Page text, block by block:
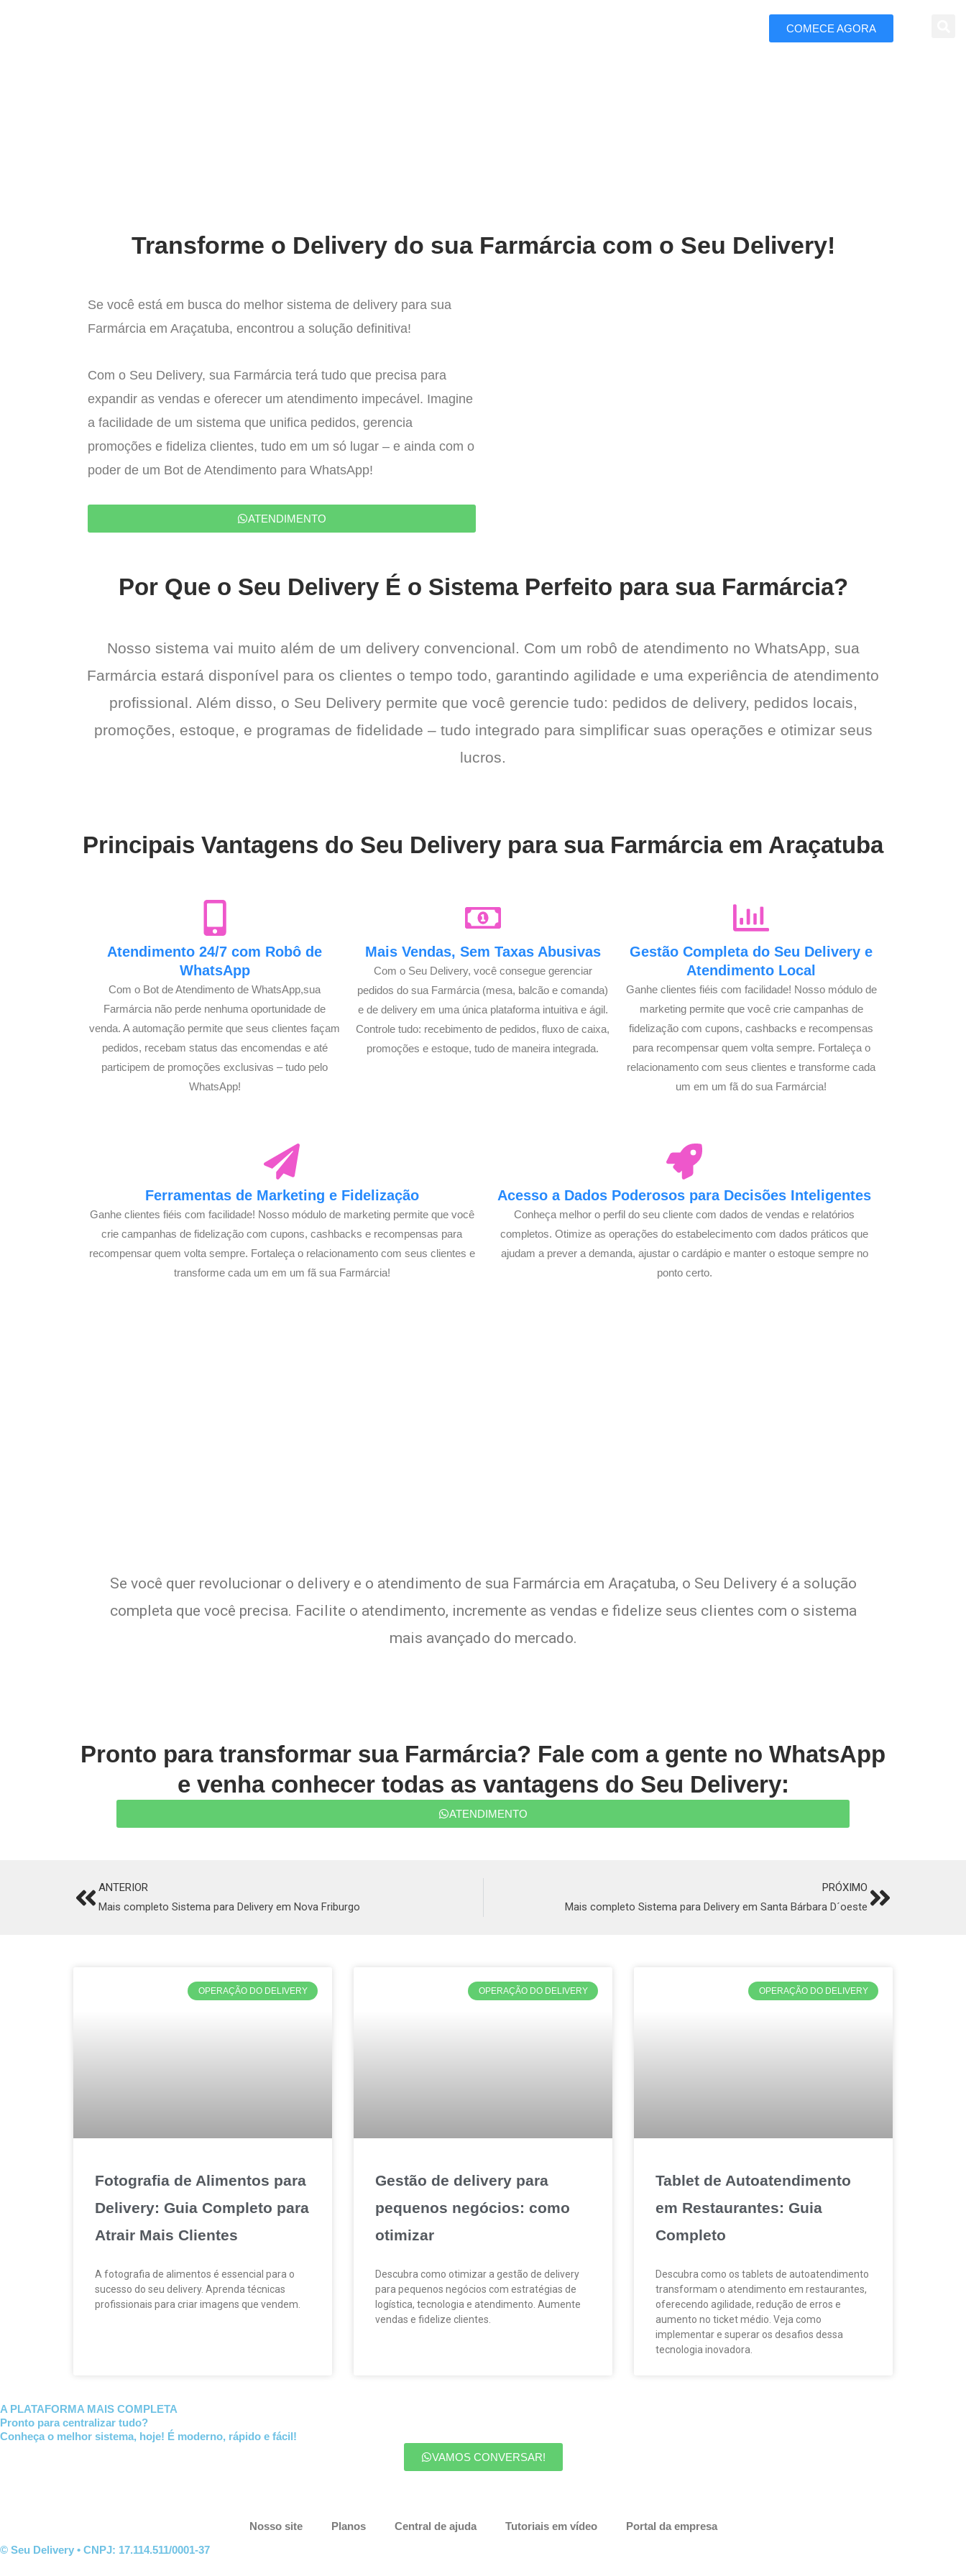
COMECE AGORA
Transforme o Delivery do sua Farmárcia com o Seu Delivery!
Se você está em busca do melhor sistema de delivery para sua
Farmárcia em Araçatuba, encontrou a solução definitiva!
Com o Seu Delivery, sua Farmárcia terá tudo que precisa para
expandir as vendas e oferecer um atendimento impecável. Imagine
a facilidade de um sistema que unifica pedidos, gerencia
promoções e fideliza clientes, tudo em um só lugar – e ainda com o
poder de um Bot de Atendimento para WhatsApp!
ATENDIMENTO
Por Que o Seu Delivery É o Sistema Perfeito para sua Farmárcia?
Nosso sistema vai muito além de um delivery convencional. Com um robô de atendimento no WhatsApp, sua
Farmárcia estará disponível para os clientes o tempo todo, garantindo agilidade e uma experiência de atendimento
profissional. Além disso, o Seu Delivery permite que você gerencie tudo: pedidos de delivery, pedidos locais,
promoções, estoque, e programas de fidelidade – tudo integrado para simplificar suas operações e otimizar seus
lucros.
Principais Vantagens do Seu Delivery para sua Farmárcia em Araçatuba
Atendimento 24/7 com Robô de
WhatsApp
Com o Bot de Atendimento de WhatsApp,sua
Farmárcia não perde nenhuma oportunidade de
venda. A automação permite que seus clientes façam
pedidos, recebam status das encomendas e até
participem de promoções exclusivas – tudo pelo
WhatsApp!
Mais Vendas, Sem Taxas Abusivas
Com o Seu Delivery, você consegue gerenciar
pedidos do sua Farmárcia (mesa, balcão e comanda)
e de delivery em uma única plataforma intuitiva e ágil.
Controle tudo: recebimento de pedidos, fluxo de caixa,
promoções e estoque, tudo de maneira integrada.
Gestão Completa do Seu Delivery e
Atendimento Local
Ganhe clientes fiéis com facilidade! Nosso módulo de
marketing permite que você crie campanhas de
fidelização com cupons, cashbacks e recompensas
para recompensar quem volta sempre. Fortaleça o
relacionamento com seus clientes e transforme cada
um em um fã do sua Farmárcia!
Ferramentas de Marketing e Fidelização
Ganhe clientes fiéis com facilidade! Nosso módulo de marketing permite que você
crie campanhas de fidelização com cupons, cashbacks e recompensas para
recompensar quem volta sempre. Fortaleça o relacionamento com seus clientes e
transforme cada um em um fã sua Farmárcia!
Acesso a Dados Poderosos para Decisões Inteligentes
Conheça melhor o perfil do seu cliente com dados de vendas e relatórios
completos. Otimize as operações do estabelecimento com dados práticos que
ajudam a prever a demanda, ajustar o cardápio e manter o estoque sempre no
ponto certo.
Se você quer revolucionar o delivery e o atendimento de sua Farmárcia em Araçatuba, o Seu Delivery é a solução
completa que você precisa. Facilite o atendimento, incremente as vendas e fidelize seus clientes com o sistema
mais avançado do mercado.
Pronto para transformar sua Farmárcia? Fale com a gente no WhatsApp
e venha conhecer todas as vantagens do Seu Delivery:
ATENDIMENTO
PrevANTERIOR
Mais completo Sistema para Delivery em Nova Friburgo
PRÓXIMO
Mais completo Sistema para Delivery em Santa Bárbara D´oeste Next
OPERAÇÃO DO DELIVERY
Fotografia de Alimentos para
Delivery: Guia Completo para
Atrair Mais Clientes
A fotografia de alimentos é essencial para o
sucesso do seu delivery. Aprenda técnicas
profissionais para criar imagens que vendem.
OPERAÇÃO DO DELIVERY
Gestão de delivery para
pequenos negócios: como
otimizar
Descubra como otimizar a gestão de delivery
para pequenos negócios com estratégias de
logística, tecnologia e atendimento. Aumente
vendas e fidelize clientes.
OPERAÇÃO DO DELIVERY
Tablet de Autoatendimento
em Restaurantes: Guia
Completo
Descubra como os tablets de autoatendimento
transformam o atendimento em restaurantes,
oferecendo agilidade, redução de erros e
aumento no ticket médio. Veja como
implementar e superar os desafios dessa
tecnologia inovadora.
A PLATAFORMA MAIS COMPLETA
Pronto para centralizar tudo?
Conheça o melhor sistema, hoje! É moderno, rápido e fácil!
VAMOS CONVERSAR!
Nosso site Planos Central de ajuda Tutoriais em vídeo
Portal da empresa
© Seu Delivery • CNPJ: 17.114.511/0001-37